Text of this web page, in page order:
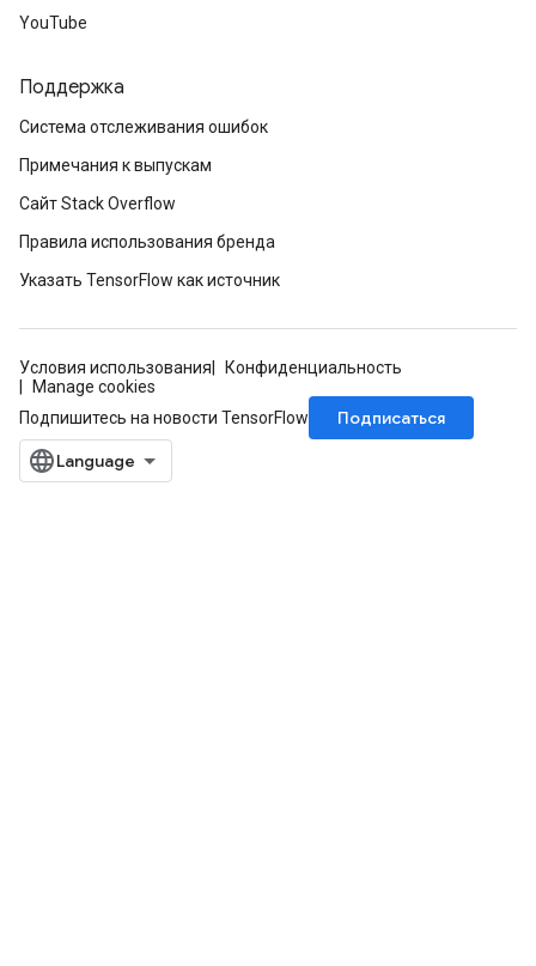
YouTube
Поддержка
Система отслеживания ошибок
Примечания к выпускам
Сайт Stack Overflow
Правила использования бренда
Указать TensorFlow как источник
Условия использования
Конфиденциальность
Manage cookies
Подпишитесь на новости TensorFlow
Подписаться